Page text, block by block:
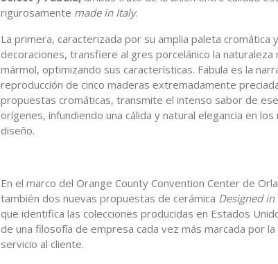
rigurosamente made in Italy.
La primera, caracterizada por su amplia paleta cromática
decoraciones, transfiere al gres porcelánico la naturaleza
mármol, optimizando sus características. Fabula es la
reproducción de cinco maderas extremadamente
propuestas cromáticas, transmite el intenso sabor de
orígenes, infundiendo una cálida y natural elegancia en
diseño.
En el marco del Orange County Convention Center de
también dos nuevas propuestas de cerámica Designed in
que identifica las colecciones producidas en Estados
de una filosofía de empresa cada vez más marcada por
servicio al cliente.